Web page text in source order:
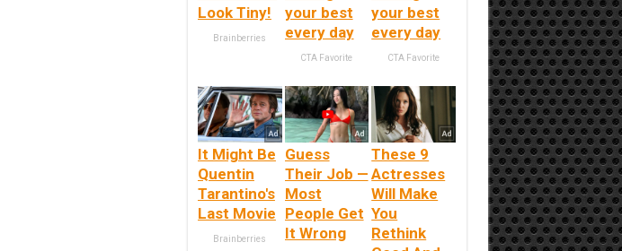
Look Tiny!
Brainberries
your best
every day
CTA Favorite
your best
every day
CTA Favorite
It Might Be
Quentin
Tarantino's
Last Movie
Brainberries
Guess
Their Job —
Most
People Get
It Wrong
These 9
Actresses
Will Make
You
Rethink